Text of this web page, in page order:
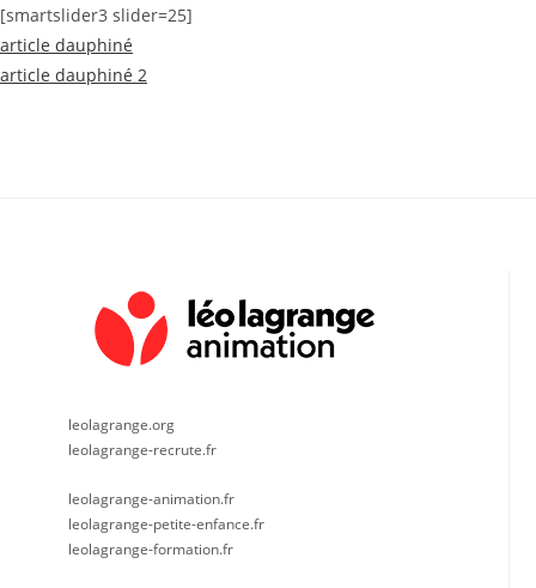
[smartslider3 slider=25]
article dauphiné
article dauphiné 2
leolagrange.org
leolagrange-recrute.fr
leolagrange-animation.fr
leolagrange-petite-enfance.fr
leolagrange-formation.fr